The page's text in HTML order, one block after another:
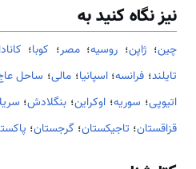
نیز نگاه کنید به
چین؛ ژاپن؛ روسیه؛مصر؛ کوبا؛ کانادا
تایلند؛ فرانسه؛اسپانیا؛ مالی؛ ساحل
اتیوپی؛ سوریه؛ اوکراین؛ بنگلادش؛
قزاقستان؛ تاجیکستان؛ گرجستان؛